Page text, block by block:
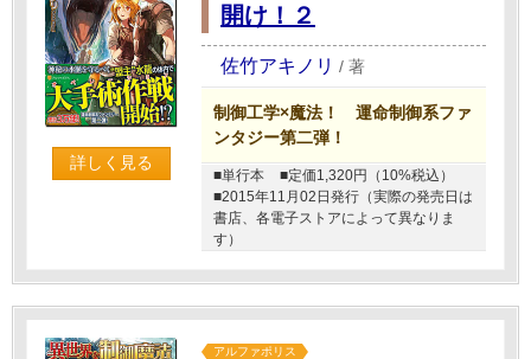
詳しく見る
開け！２
佐竹アキノリ / 著
制御工学×魔法！ 運命制御系ファ
ンタジー第二弾！
■単行本
■定価1,320円（10%税込）
■2015年11月02日発行（実際の発売日は
書店、各電子ストアによって異なりま
す）
アルファポリス